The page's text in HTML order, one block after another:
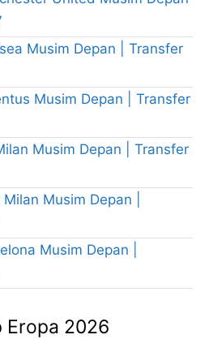
Musim Depan | Transfer
Musim Depan | Transfer
Musim Depan | Transfer
Musim Depan |
Musim Depan |
Eropa 2026